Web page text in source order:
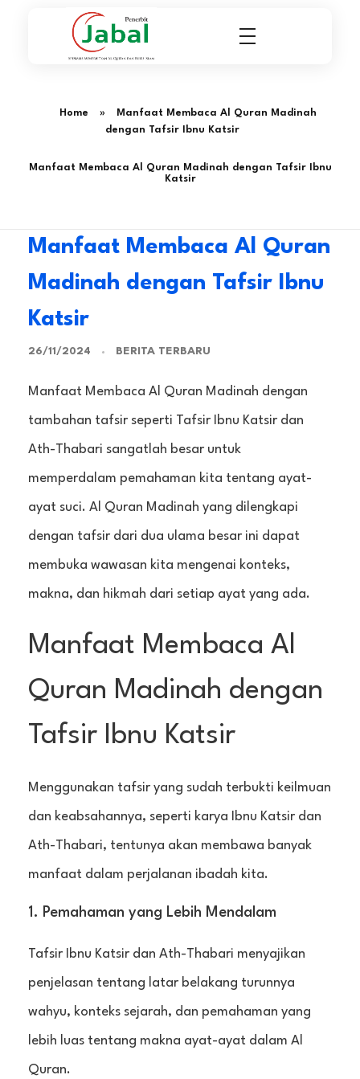
Home »
Manfaat Membaca Al Quran Madinah
dengan Tafsir Ibnu Katsir
Manfaat Membaca Al Quran Madinah dengan Tafsir Ibnu
Katsir
Manfaat Membaca Al Quran
Madinah dengan Tafsir Ibnu
Katsir
26/11/2024 BERITA TERBARU
Manfaat Membaca Al Quran Madinah dengan
tambahan tafsir seperti Tafsir Ibnu Katsir dan
Ath-Thabari sangatlah besar untuk
memperdalam pemahaman kita tentang ayat-
ayat suci. Al Quran Madinah yang dilengkapi
dengan tafsir dari dua ulama besar ini dapat
membuka wawasan kita mengenai konteks,
makna, dan hikmah dari setiap ayat yang ada.
Manfaat Membaca Al
Quran Madinah dengan
Tafsir Ibnu Katsir
Menggunakan tafsir yang sudah terbukti keilmuan
dan keabsahannya, seperti karya Ibnu Katsir dan
Ath-Thabari, tentunya akan membawa banyak
manfaat dalam perjalanan ibadah kita.
1. Pemahaman yang Lebih Mendalam
Tafsir Ibnu Katsir dan Ath-Thabari menyajikan
penjelasan tentang latar belakang turunnya
wahyu, konteks sejarah, dan pemahaman yang
lebih luas tentang makna ayat-ayat dalam Al
Quran.